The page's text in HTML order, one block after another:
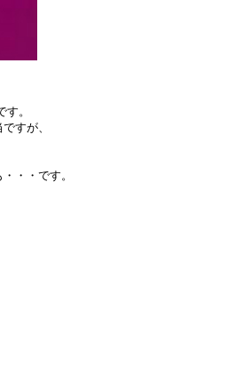
。
すが、
・・です。